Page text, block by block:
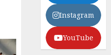
Instagram
YouTube